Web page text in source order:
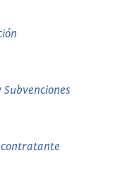
Subvenciones